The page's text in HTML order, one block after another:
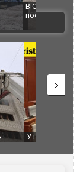
Ворог
двоє
після
яйцями
Приїхав
до
зіркового